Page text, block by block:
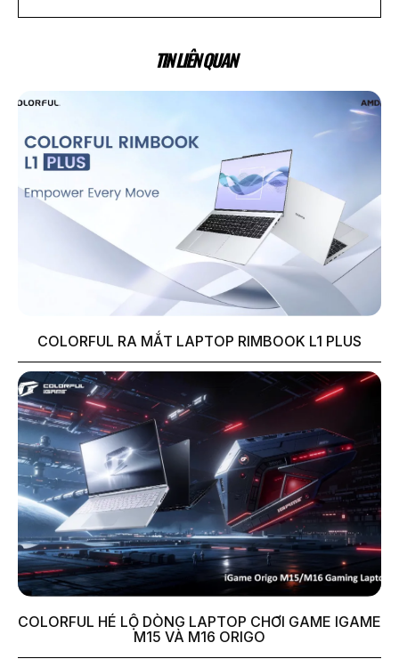
TIN LIÊN QUAN
COLORFUL RA MẮT LAPTOP RIMBOOK L1 PLUS
COLORFUL HÉ LỘ DÒNG LAPTOP CHƠI GAME IGAME
M15 VÀ M16 ORIGO